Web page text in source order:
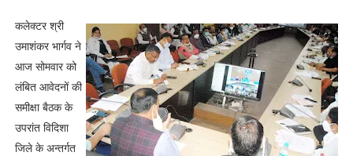
कलेक्टर श्री
उमाशंकर भार्गव ने
आज सोमवार को
लंबित आवेदनों की
समीक्षा बैठक के
उपरांत विदिशा
जिले के अन्तर्गत